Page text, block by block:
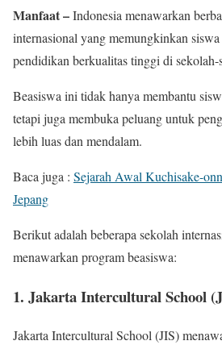
Manfaat –Indonesia menawarkan
internasional yang memungkinkan
pendidikan berkualitas tinggi di sekolah-
Beasiswa ini tidak hanya membantu
tetapi juga membuka peluang untuk
lebih luas dan mendalam.
Baca juga : Sejarah Awal Kuchisake-
Jepang
Berikut adalah beberapa sekolah
menawarkan program beasiswa:
1. Jakarta Intercultural School
Jakarta Intercultural School (JIS)